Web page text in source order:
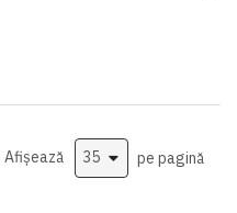
Afișează pe pagină